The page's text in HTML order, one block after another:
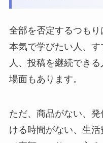
全部を否定するつも
本気で学びたい人、
人、投稿を継続でき
場面もあります。
ただ、商品がない、
ける時間がない、生